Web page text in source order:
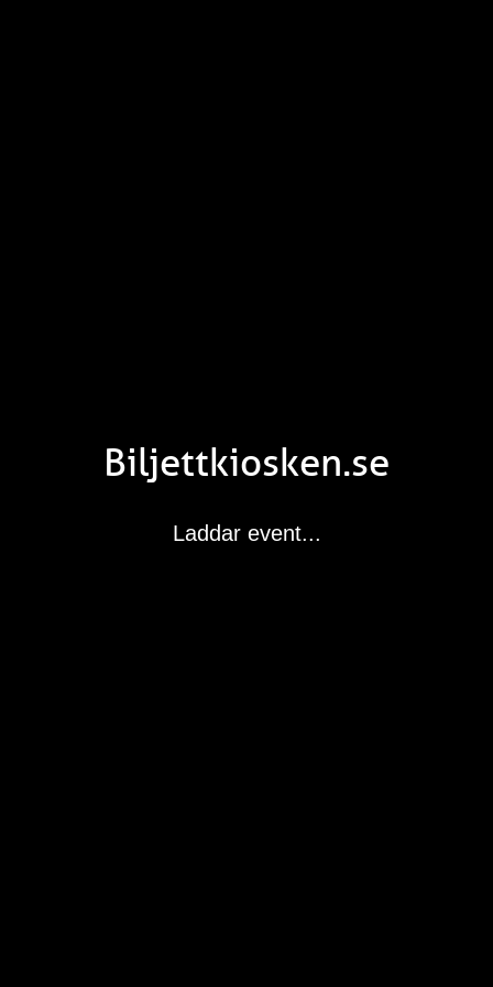
Biljettkiosken.se
Laddar event...